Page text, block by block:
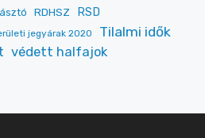
RDHSZ RSD
jegyárak 2020
Tilalmi idők
védett halfajok